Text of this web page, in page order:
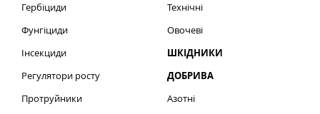
Гербіциди
Фунгіциди
Інсекциди
Регулятори росту
Протруйники
Технічні
Овочеві
ШКІДНИКИ
ДОБРИВА
Азотні